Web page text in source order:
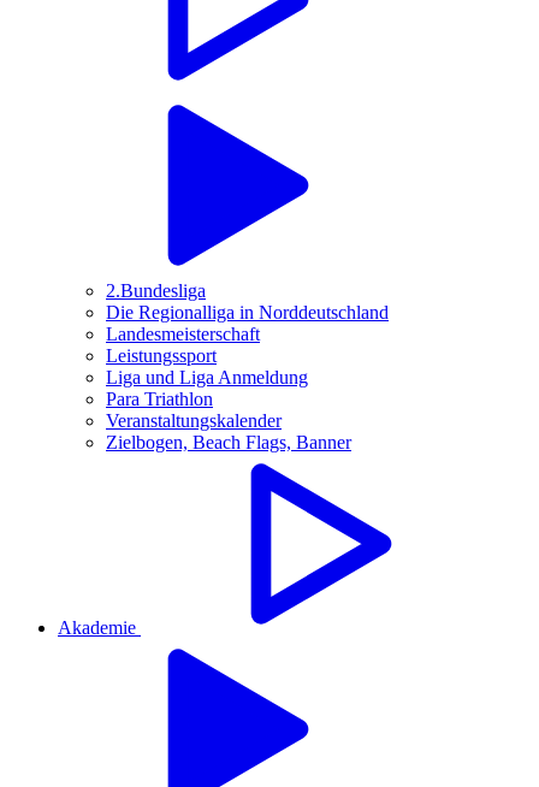
2.Bundesliga
Die Regionalliga in Norddeutschland
Landesmeisterschaft
Leistungssport
Liga und Liga Anmeldung
Para Triathlon
Veranstaltungskalender
Zielbogen, Beach Flags, Banner
Akademie